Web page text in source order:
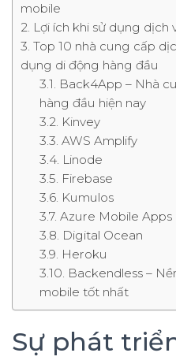
mobile
Lợi ích khi sử dụng dịch
Top 10 nhà cung cấp
dụng di động hàng đầu
Back4App – Nhà
hàng đầu hiện nay
Kinvey
AWS Amplify
Linode
Firebase
Kumulos
Azure Mobile Apps
Digital Ocean
Heroku
Backendless –
mobile tốt nhất
Sự phát